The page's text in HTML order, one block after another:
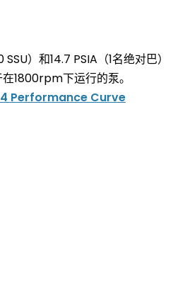
）和14.7 PSIA（1名绝对巴）
1800rpm下运行的泵。